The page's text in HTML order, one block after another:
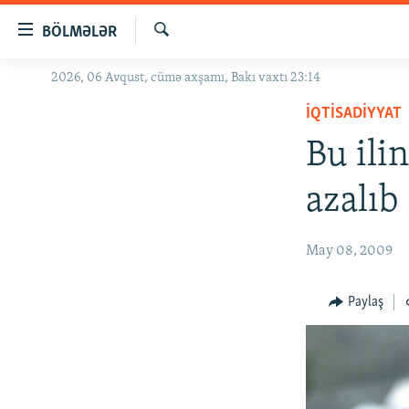
BÖLMƏLƏR
GÜNDƏM
Axtar
2026, 06 Avqust, cümə axşamı, Bakı vaxtı 23:14
İQTISADIYYAT
Bu ilin
azalıb
May 08, 2009
Paylaş